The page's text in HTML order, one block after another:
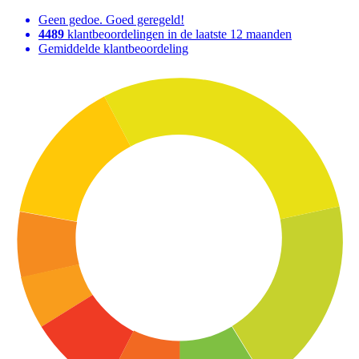
Geen gedoe. Goed geregeld!
4489 klantbeoordelingen in de laatste 12 maanden
Gemiddelde klantbeoordeling